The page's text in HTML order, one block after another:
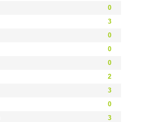
0
3
0
0
0
2
3
0
3